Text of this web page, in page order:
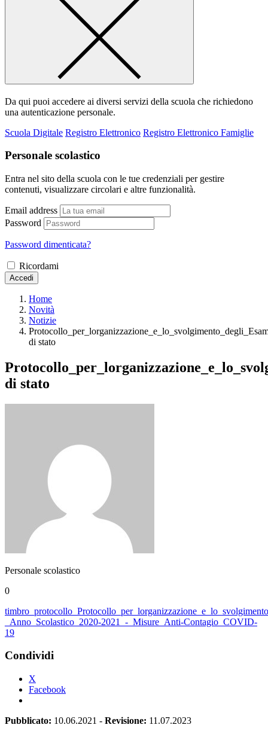
Da qui puoi accedere ai diversi servizi della scuola che richiedono
una autenticazione personale.
Scuola Digitale Registro Elettronico Registro Elettronico Famiglie
Personale scolastico
Entra nel sito della scuola con le tue credenziali per gestire
contenuti, visualizzare circolari e altre funzionalità.
Email address
Password
Password dimenticata?
Ricordami
Accedi
Home
Novità
Notizie
di stato
di stato
Personale scolastico
0
_Anno_Scolastico_2020-2021_-_Misure_Anti-Contagio_COVID-
19
Condividi
X
Facebook
Pubblicato: 10.06.2021 - Revisione: 11.07.2023